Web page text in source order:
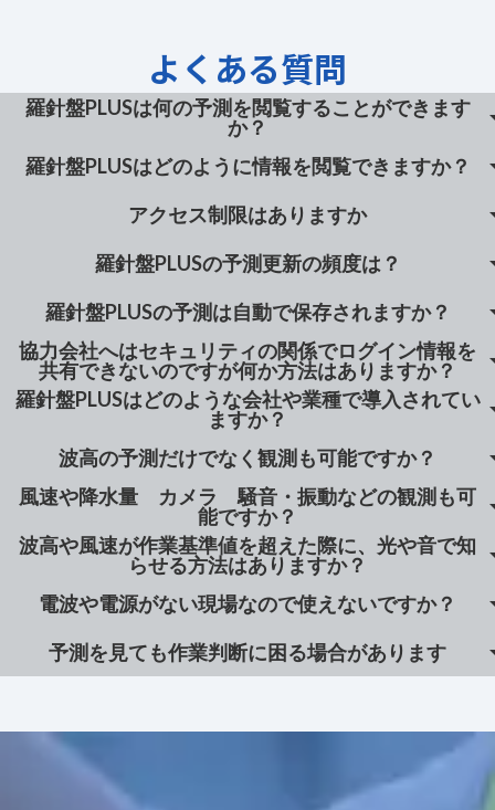
よくある質問
羅針盤PLUSは何の予測を閲覧することができます
か？
羅針盤PLUSは最大10日先までの海象・気象予測を閲覧する
予測要素は以下のとおりです。
・うねり波高・うねり波高・うねり風向・うねり周期
・温度・暑さ指数(WBGT)
・視程
羅針盤PLUSはどのように情報を閲覧できますか？
ブラウザから羅針盤PLUSは閲覧可能です。アプリのダウン
情報が閲覧可能です。
アクセス制限はありますか
アクセス制限はありません。羅針盤PLUSはログイン情報を
必要な海象・気象情報を入手することができます。
羅針盤PLUSの予測更新の頻度は？
短期予測と長期予測によって更新頻度は異なります。
短期(72時間先まで) 4回/日 2時 8時 14時 20時
長期(10日先まで)2回/日 5時 16時40分
羅針盤PLUSの予測は自動で保存されますか？
オプションの過去予測データ保存を活用することで1年間
長期と短期の予測が自動保存されます。
発注者作から業中止・延期の根拠を求められた際の資料な
どとして活用ができます。
協力会社へはセキュリティの関係でログイン情報を
共有できないのですが何か方法はありますか？
社内規定などで、協力会社へ羅針盤PLUSのログイン情報を
共有できない場合は、
・予測印刷をおこないPDFや印刷書類を渡す
・オプションの予測PDFメールを活用する
といった方法で共有が可能です。
予測PDFメールは、最大100名まで予測更新時や基準値超
過時に予測PDFを添付したメールを自動で送付することが
可能です。
セキュリティの問題はもちろんログインの手間削減や見落
羅針盤PLUSはどのような会社や業種で導入されてい
ますか？
主に海上工事 港湾工事にかかわる企業や造船会社 潜水
会社 フェリー会社 海洋調査会社 曳航・海上輸送会
社 などの海上での波高や風速の情報が必要なお客様のも
とで導入いただいています。
波高の予測だけでなく観測も可能ですか？
はい。小型波高観測装置 デジクラゲを設置することで波
高・周期の観測データをリアルタイムに羅針盤PLUS上で確
認できます。
風速や降水量 カメラ 騒音・振動などの観測も可
能ですか？
はい、可能です。
羅針盤PLUSは現場に気象観測装置などを設置することで観
測したデータも予測したデータと合わせて一元管理が可能
設置可能機器
・気象観測装置(風向風速計、雨量計、温湿度計)
波高や風速が作業基準値を超えた際に、光や音で知
らせる方法はありますか？
はい。警報装置(電光掲示板＋回転灯)を設置することで基
が可能です。
基準値を超えていない場合、警報装置は予測や観測した海
置し、常時風速を表示し、観測した風速が基準値を超えた
場合は自動で警報を表示するといった使い方が可能です。
電波や電源がない現場なので使えないですか？
羅針盤PLUSはスターリンクや太陽光電源装置を活用するこ
とで
予測を見ても作業判断に困る場合があります
実際の予測と合わせて気象予報士の見解を聞くことで作業